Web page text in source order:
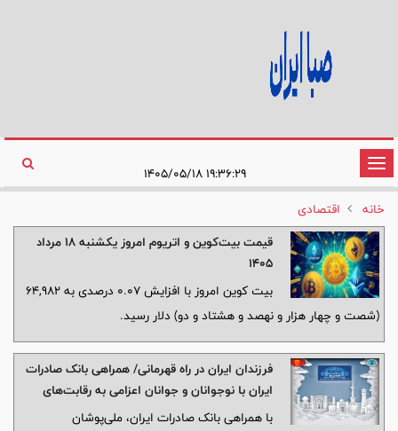
تغییر
وضعیت
ناوبری
خانه
اقتصادی
قیمت بیت‌کوین و اتریوم امروز یکشنبه ۱۸ مرداد
۱۴۰۵
بیت کوین امروز با افزایش 0.07 درصدی به 64,982
(شصت و چهار هزار و نهصد و هشتاد و دو) دلار رسید.
فرزندان ایران در راه قهرمانی/ همراهی بانک صادرات
ایران با نوجوانان و جوانان اعزامی به رقابت‌های
وزنه‌برداری تاشکند
با همراهی بانک صادرات ایران، ملی‌پوشان